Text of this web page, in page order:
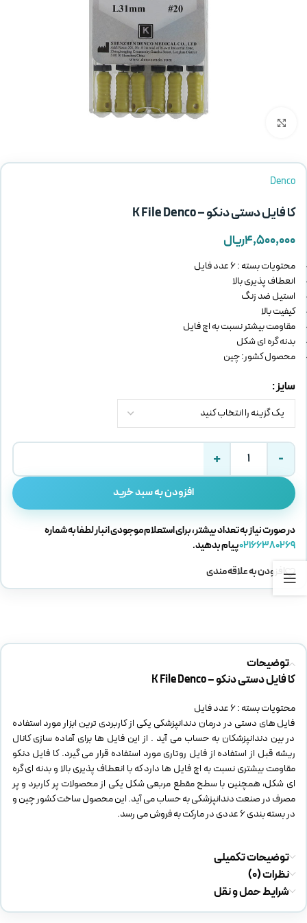
Denco
کا فایل دستی دنکو – K File Denco
۴,۵۰۰,۰۰۰ریال
محتویات بسته : 6 عدد فایل
انعطاف پذیری بالا
استیل ضد زنگ
کیفیت بالا
مقاومت بیشتر نسبت به اچ فایل
بدنه گره ای شکل
محصول کشور: چین
سایز
افزودن به سبد خرید
در صورت نیاز به تعداد بیشتر، برای استعلام موجودی انبار لطفا به شماره
02166380269پیام بدهید.
افزودن به علاقه مندی
توضیحات
کا فایل دستی دنکو – K File Denco
محتویات بسته : 6 عدد فایل
فایل های دستی در درمان دندانپزشکی یکی از کاربردی ترین ابزار مورد استفاده
در بین دندانپزشکان به حساب می آید . از این فایل ها برای آماده سازی کانال
ریشه قبل از استفاده از فایل روتاری مورد استفاده قرار می گیرد. کا فایل دنکو
مقاومت بیشتری نسبت به اچ فایل ها دارد که با انعطاف پذیری بالا و بدنه ای گره
ای شکل، همچنین با سطح مقطع مربعی شکل یکی از محصولات پر کاربرد و پر
مصرف در صنعت دندانپزشکی به حساب می آید. این محصول ساخت کشور چین و
در بسته بندی 6 عددی در مارکت به فروش می رسد.
توضیحات تکمیلی
نظرات (0)
شرایط حمل و نقل